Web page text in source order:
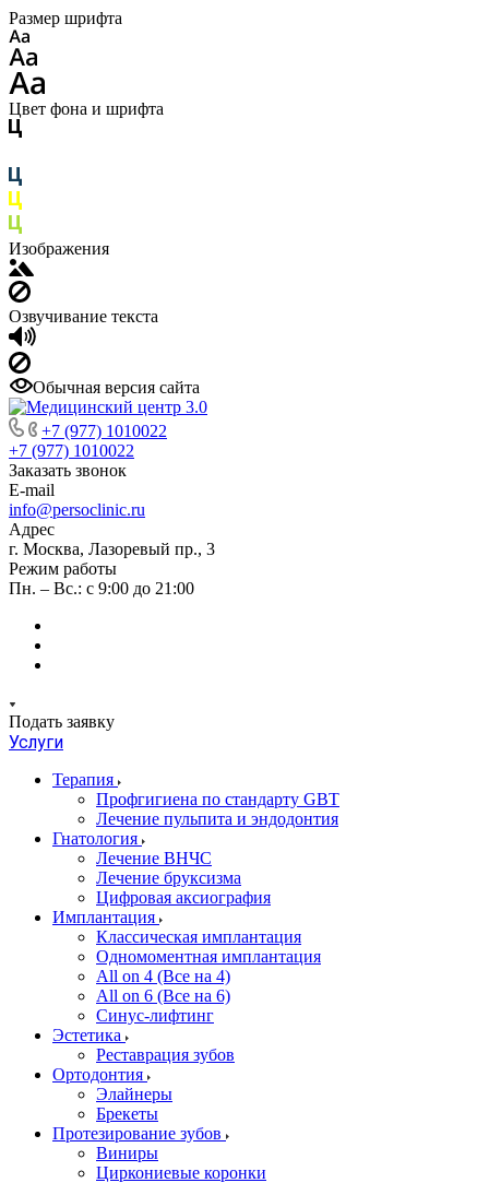
Размер шрифта
Цвет фона и шрифта
Изображения
Озвучивание текста
Обычная версия сайта
+7 (977) 1010022
+7 (977) 1010022
Заказать звонок
E-mail
info@persoclinic.ru
Адрес
г. Москва, Лазоревый пр., 3
Режим работы
Пн. – Вс.: с 9:00 до 21:00
Подать заявку
Услуги
Терапия
Профгигиена по стандарту GBT
Лечение пульпита и эндодонтия
Гнатология
Лечение ВНЧС
Лечение бруксизма
Цифровая аксиография
Имплантация
Классическая имплантация
Одномоментная имплантация
All on 4 (Все на 4)
All on 6 (Все на 6)
Синус-лифтинг
Эстетика
Реставрация зубов
Ортодонтия
Элайнеры
Брекеты
Протезирование зубов
Виниры
Циркониевые коронки